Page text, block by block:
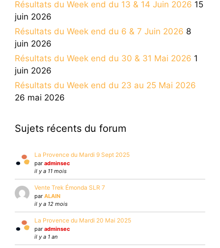
Résultats du Week end du 13 & 14 Juin 2026 15
juin 2026
Résultats du Week end du 6 & 7 Juin 2026 8
juin 2026
Résultats du Week end du 30 & 31 Mai 2026 1
juin 2026
Résultats du Week end du 23 au 25 Mai 2026
26 mai 2026
Sujets récents du forum
La Provence du Mardi 9 Sept 2025
par adminsec
il y a 11 mois
Vente Trek Émonda SLR 7
par ALAIN
il y a 12 mois
La Provence du Mardi 20 Mai 2025
par adminsec
il y a 1 an